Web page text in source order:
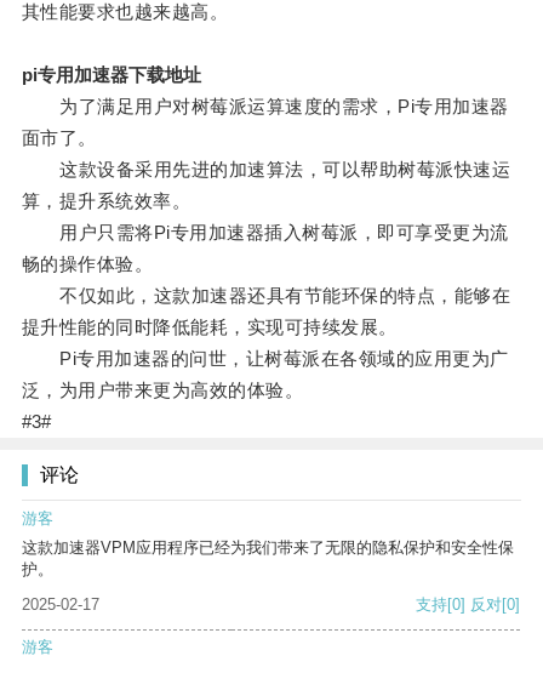
其性能要求也越来越高。
pi专用加速器下载地址
为了满足用户对树莓派运算速度的需求，Pi专用加速器
面市了。
这款设备采用先进的加速算法，可以帮助树莓派快速运
算，提升系统效率。
用户只需将Pi专用加速器插入树莓派，即可享受更为流
畅的操作体验。
不仅如此，这款加速器还具有节能环保的特点，能够在
提升性能的同时降低能耗，实现可持续发展。
Pi专用加速器的问世，让树莓派在各领域的应用更为广
泛，为用户带来更为高效的体验。
#3#
评论
游客
这款加速器VPM应用程序已经为我们带来了无限的隐私保护和安全性保
护。
2025-02-17
支持[0] 反对[0]
游客